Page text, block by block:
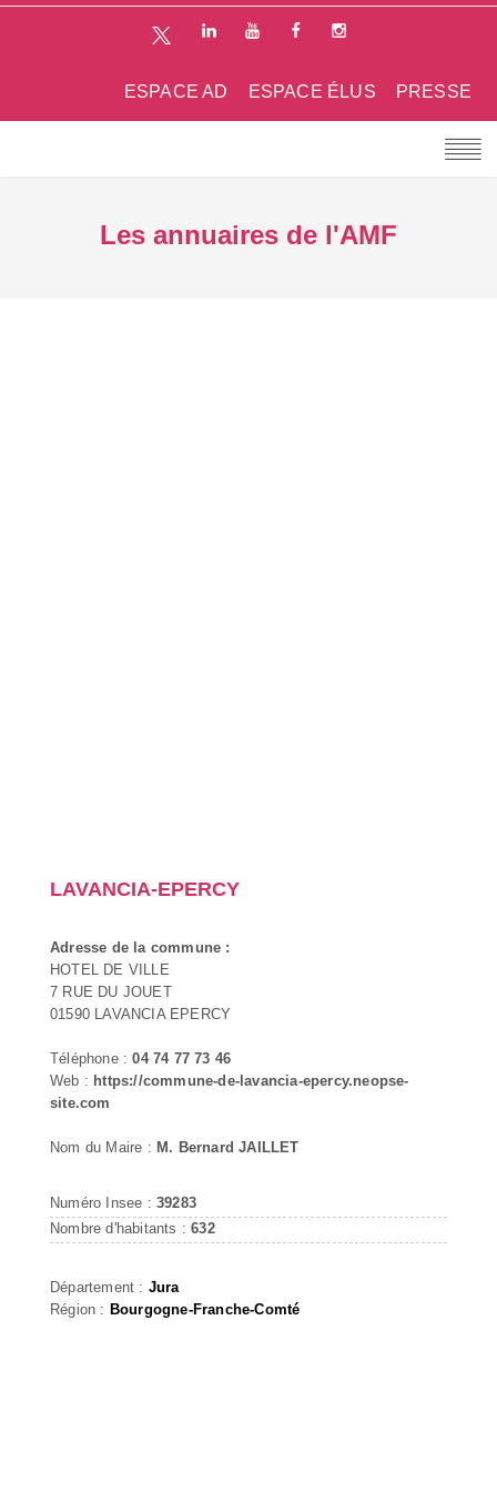
PRESSE
ESPACE ÉLUS
ESPACE AD
Les annuaires de l'AMF
LAVANCIA-EPERCY
Adresse de la commune :
HOTEL DE VILLE
7 RUE DU JOUET
01590 LAVANCIA EPERCY
Téléphone :04 74 77 73 46
Web : https://commune-de-lavancia-epercy.neopse-
site.com
Nom du Maire : M. Bernard JAILLET
Numéro Insee : 39283
Nombre d'habitants :632
Département : Jura
Région : Bourgogne-Franche-Comté